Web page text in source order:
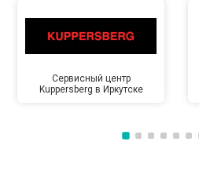
Сервисный центр
Kuppersberg в Иркутске